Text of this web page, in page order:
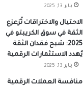
يناير 13, 2025
الاحتيال والاختراقات تُزعزع
الثقة في سوق الكريبتو في
2025: شبح فقدان الثقة
يُهدد الاستثمارات الرقمية
يناير 13, 2025
منافسة العملات الرقمية